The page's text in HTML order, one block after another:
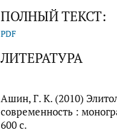
ПОЛНЫЙ ТЕКСТ:
PDF
ЛИТЕРАТУРА
Ашин, Г. К. (2010)
современность :
600 с.